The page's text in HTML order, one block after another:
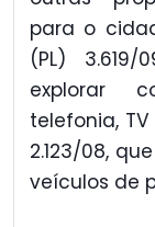
para o
(PL)
explorar
telefonia,
2.123/08,
veículos de